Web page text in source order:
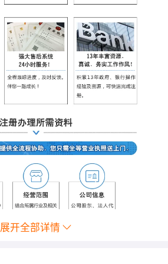
展开全部详情